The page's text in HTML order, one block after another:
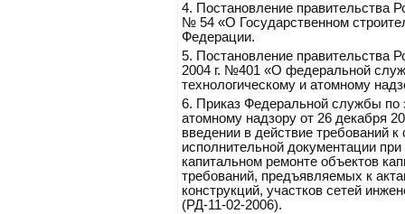
4. Постановление правительства
№ 54 «О Государственном
Федерации.
5. Постановление правительства
2004 г. №401 «О федеральной
технологическому и атомному
6. Приказ Федеральной службы по
атомному надзору от 26 декабря
введении в действие требований
исполнительной документации
капитальном ремонте объектов
требований, предъявляемых к
конструкций, участков сетей
(РД-11-02-2006).